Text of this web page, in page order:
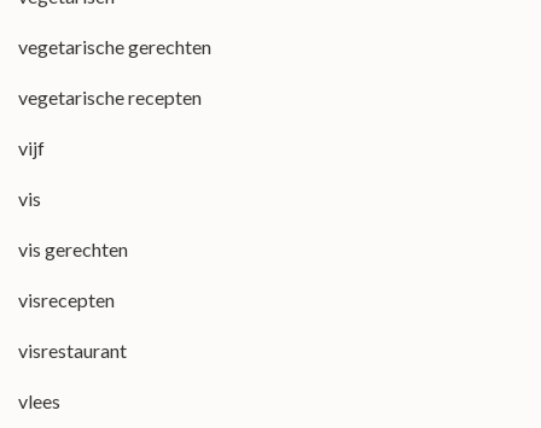
vegetarische gerechten
vegetarische recepten
vijf
vis
vis gerechten
visrecepten
visrestaurant
vlees